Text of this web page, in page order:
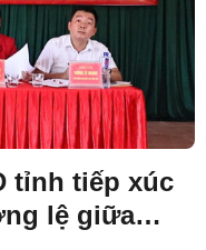
tỉnh tiếp xúc
lệ giữa